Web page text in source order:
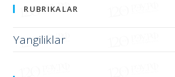
Yangiliklar